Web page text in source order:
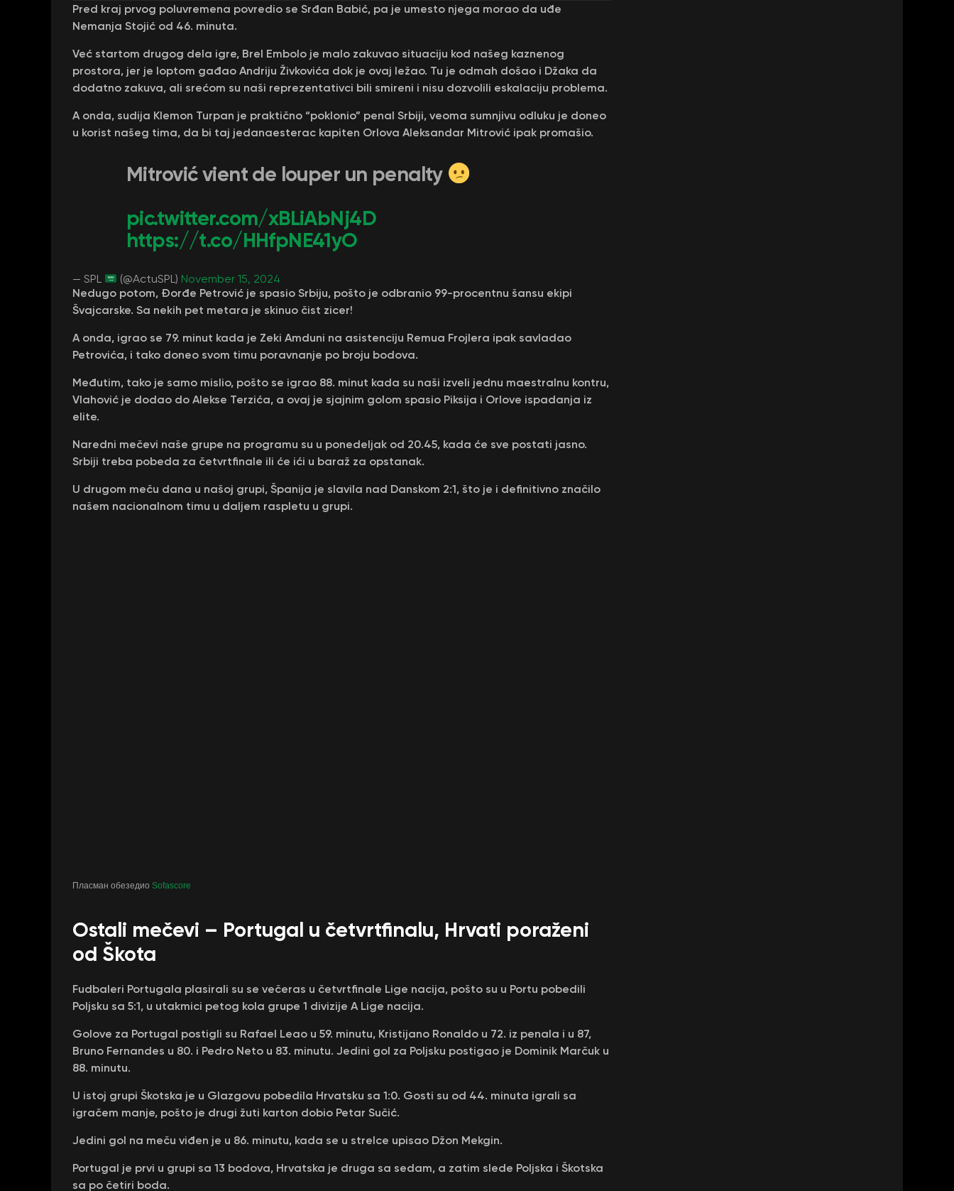
Pred kraj prvog poluvremena povredio se Srđan Babić, pa je umesto njega morao da uđe
Nemanja Stojić od 46. minuta.
Već startom drugog dela igre, Brel Embolo je malo zakuvao situaciju kod našeg kaznenog
prostora, jer je loptom gađao Andriju Živkovića dok je ovaj ležao. Tu je odmah došao i Džaka da
dodatno zakuva, ali srećom su naši reprezentativci bili smireni i nisu dozvolili eskalaciju problema.
A onda, sudija Klemon Turpan je praktično “poklonio” penal Srbiji, veoma sumnjivu odluku je doneo
u korist našeg tima, da bi taj jedanaesterac kapiten Orlova Aleksandar Mitrović ipak promašio.
Mitrović vient de louper un penalty
pic.twitter.com/xBLiAbNj4D
https://t.co/HHfpNE41yO
— SPL (@ActuSPL) November 15, 2024
Nedugo potom, Đorđe Petrović je spasio Srbiju, pošto je odbranio 99-procentnu šansu ekipi
Švajcarske. Sa nekih pet metara je skinuo čist zicer!
A onda, igrao se 79. minut kada je Zeki Amduni na asistenciju Remua Frojlera ipak savladao
Petrovića, i tako doneo svom timu poravnanje po broju bodova.
Međutim, tako je samo mislio, pošto se igrao 88. minut kada su naši izveli jednu maestralnu kontru,
Vlahović je dodao do Alekse Terzića, a ovaj je sjajnim golom spasio Piksija i Orlove ispadanja iz
elite.
Naredni mečevi naše grupe na programu su u ponedeljak od 20.45, kada će sve postati jasno.
Srbiji treba pobeda za četvrtfinale ili će ići u baraž za opstanak.
U drugom meču dana u našoj grupi, Španija je slavila nad Danskom 2:1, što je i definitivno značilo
našem nacionalnom timu u daljem raspletu u grupi.
Пласман обезедио Sofascore
Ostali mečevi – Portugal u četvrtfinalu, Hrvati poraženi
od Škota
Fudbaleri Portugala plasirali su se večeras u četvrtfinale Lige nacija, pošto su u Portu pobedili
Poljsku sa 5:1, u utakmici petog kola grupe 1 divizije A Lige nacija.
Golove za Portugal postigli su Rafael Leao u 59. minutu, Kristijano Ronaldo u 72. iz penala i u 87,
Bruno Fernandes u 80. i Pedro Neto u 83. minutu. Jedini gol za Poljsku postigao je Dominik Marčuk u
88. minutu.
U istoj grupi Škotska je u Glazgovu pobedila Hrvatsku sa 1:0. Gosti su od 44. minuta igrali sa
igračem manje, pošto je drugi žuti karton dobio Petar Sučić.
Jedini gol na meču viđen je u 86. minutu, kada se u strelce upisao Džon Mekgin.
Portugal je prvi u grupi sa 13 bodova, Hrvatska je druga sa sedam, a zatim slede Poljska i Škotska
sa po četiri boda.